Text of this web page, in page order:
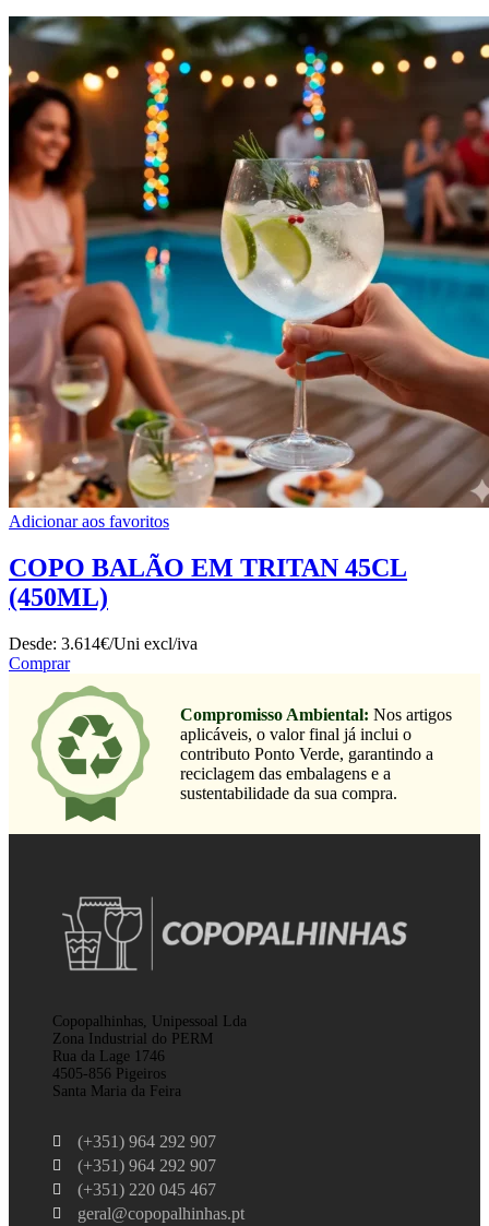
Adicionar aos favoritos
COPO BALÃO EM TRITAN 45CL
(450ML)
Desde: 3.614€/Uni excl/iva
Comprar
Compromisso Ambiental: Nos artigos
aplicáveis, o valor final já inclui o
contributo Ponto Verde, garantindo a
reciclagem das embalagens e a
sustentabilidade da sua compra.
Copopalhinhas, Unipessoal Lda
Zona Industrial do PERM
Rua da Lage 1746
4505-856 Pigeiros
Santa Maria da Feira
(+351) 964 292 907
(+351) 964 292 907
(+351) 220 045 467
geral@copopalhinhas.pt